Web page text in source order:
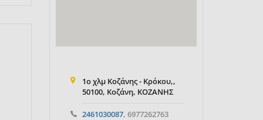
1ο χλμ Κοζάνης - Κρόκου,,
50100, Κοζάνη, ΚΟΖΑΝΗΣ
2461030087, 6977262763